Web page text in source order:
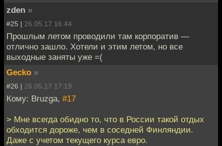
zden »
#25 | 26.05.17 16:44
Прошлым летом проводили там корпоратив —
отлично зашло. Хотели и этим летом, но все
выходные заняты уже =(
Gecko »
#26 | 26.05.17 17:19
Кому: Bruzga, #17
> Мне всегда обидно то, что в России такой отдых
обходится дороже, чем в соседней Финляндии.
Даже с учетом текущего курса евро.